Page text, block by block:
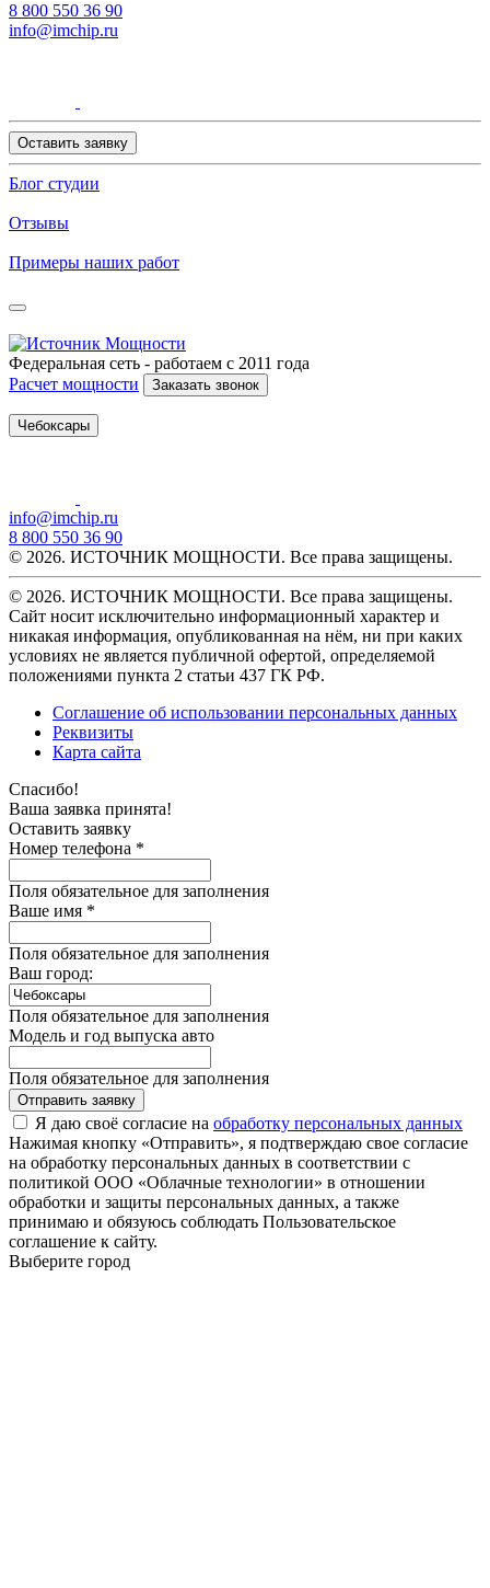
8 800 550 36 90
info@imchip.ru
Оставить заявку
Блог студии
Отзывы
Примеры наших работ
Федеральная сеть - работаем с 2011 года
Расчет мощности
Заказать звонок
Чебоксары
info@imchip.ru
8 800 550 36 90
© 2026. ИСТОЧНИК МОЩНОСТИ. Все права защищены.
© 2026. ИСТОЧНИК МОЩНОСТИ. Все права защищены.
Сайт носит исключительно информационный характер и
никакая информация, опубликованная на нём, ни при каких
условиях не является публичной офертой, определяемой
положениями пункта 2 статьи 437 ГК РФ.
Соглашение об использовании персональных данных
Реквизиты
Карта сайта
Спасибо!
Ваша заявка принята!
Оставить заявку
Номер телефона *
Поля обязательное для заполнения
Ваше имя *
Поля обязательное для заполнения
Ваш город:
Поля обязательное для заполнения
Модель и год выпуска авто
Поля обязательное для заполнения
Отправить заявку
Я даю своё согласие на обработку персональных данных
Нажимая кнопку «Отправить», я подтверждаю свое согласие
на обработку персональных данных в соответствии с
политикой ООО «Облачные технологии» в отношении
обработки и защиты персональных данных, а также
принимаю и обязуюсь соблюдать Пользовательское
соглашение к сайту.
Выберите город